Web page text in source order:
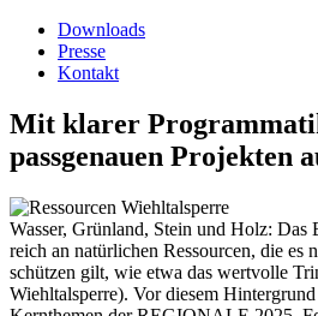
Downloads
Presse
Kontakt
Mit klarer
passgenauen Projekten
Wasser, Grünland, Stein und Holz: Das
reich an natürlichen Ressourcen, die es
schützen gilt, wie etwa das wertvolle
Wiehltalsperre). Vor diesem